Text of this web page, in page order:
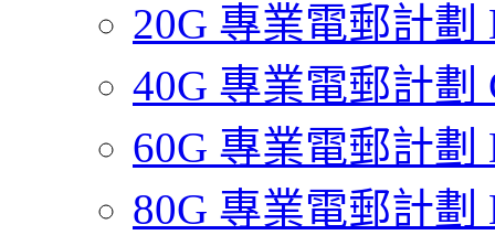
20G 專業電郵計劃
40G 專業電郵計劃
60G 專業電郵計劃
80G 專業電郵計劃